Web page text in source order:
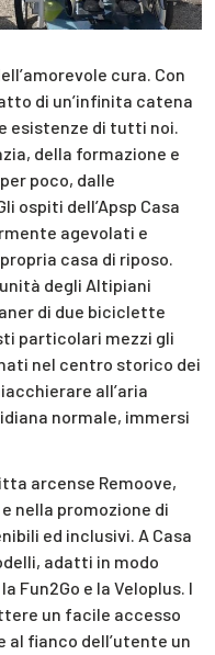
cura. Con
di un’infinita catena
esistenze di tutti noi.
della formazione e
poco, dalle
ospiti dell’Apsp Casa
agevolati e
casa di riposo.
degli Altipiani
di due biciclette
particolari mezzi gli
nel centro storico dei
all’aria
normale, immersi
arcense Remoove,
nella promozione di
ed inclusivi. A Casa
adatti in modo
Fun2Go e la Veloplus. I
un facile accesso
al fianco dell’utente un